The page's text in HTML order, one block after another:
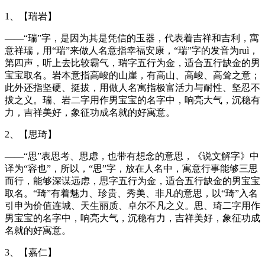
1、【瑞岩】
——“瑞”字，是因为其是凭信的玉器，代表着吉祥和吉利，寓
意祥瑞，用“瑞”来做人名意指幸福安康，“瑞”字的发音为ruì，
第四声，听上去比较霸气，瑞字五行为金，适合五行缺金的男
宝宝取名。岩本意指高峻的山崖，有高山、高峻、高耸之意；
此外还指坚硬、挺拔，用做人名寓指极富活力与耐性、坚忍不
拔之义。瑞、岩二字用作男宝宝的名字中，响亮大气，沉稳有
力，吉祥美好，象征功成名就的好寓意。
2、【思琦】
——“思”表思考、思虑，也带有想念的意思，《说文解字》中
译为“容也”，所以，“思”字，放在人名中，寓意行事能够三思
而行，能够深谋远虑，思字五行为金，适合五行缺金的男宝宝
取名。“琦”有着魅力、珍贵、秀美、非凡的意思，以“琦”入名
引申为价值连城、天生丽质、卓尔不凡之义。思、琦二字用作
男宝宝的名字中，响亮大气，沉稳有力，吉祥美好，象征功成
名就的好寓意。
3、【嘉仁】